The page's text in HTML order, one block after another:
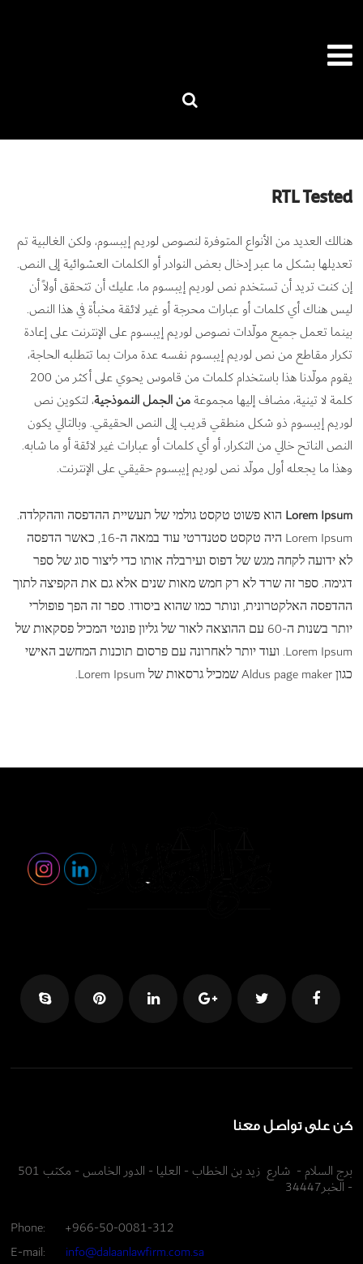
RTL Tested
هنالك العديد من الأنواع المتوفرة لنصوص لوريم إيبسوم، ولكن الغالبية تم
تعديلها بشكل ما عبر إدخال بعض النوادر أو الكلمات العشوائية إلى النص.
إن كنت تريد أن تستخدم نص لوريم إيبسوم ما، عليك أن تتحقق أولاً أن
ليس هناك أي كلمات أو عبارات محرجة أو غير لائقة مخبأة في هذا النص.
بينما تعمل جميع مولّدات نصوص لوريم إيبسوم على الإنترنت على إعادة
تكرار مقاطع من نص لوريم إيبسوم نفسه عدة مرات بما تتطلبه الحاجة،
يقوم مولّدنا هذا باستخدام كلمات من قاموس يحوي على أكثر من 200
كلمة لا تينية، مضاف إليها مجموعةمن الجمل النموذجية، لتكوين نص
لوريم إيبسوم ذو شكل منطقي قريب إلى النص الحقيقي. وبالتالي يكون
النص الناتح خالي من التكرار، أو أي كلمات أو عبارات غير لائقة أو ما شابه.
وهذا ما يجعله أول مولّد نص لوريم إيبسوم حقيقي على الإنترنت.
Lorem Ipsum הוא פשוט טקסט גולמי של תעשיית ההדפסה וההקלדה.
Lorem Ipsum היה טקסט סטנדרטי עוד במאה ה-16, כאשר הדפסה
לא ידועה לקחה מגש של דפוס ועירבלה אותו כדי ליצור סוג של ספר
דגימה. ספר זה שרד לא רק חמש מאות שנים אלא גם את הקפיצה לתוך
ההדפסה האלקטרונית, ונותר כמו שהוא ביסודו. ספר זה הפך פופולרי
יותר בשנות ה-60 עם ההוצאה לאור של גליון פונטי המכיל פסקאות של
Lorem Ipsum. ועוד יותר לאחרונה עם פרסום תוכנות המחשב האישי
כגון Aldus page maker שמכיל גרסאות של Lorem Ipsum.
كن على تواصل معنا
برج السلام - شارع زيد بن الخطاب - العليا - الدور الخامس - مكتب 501
- الخبر34447
Phone:
+966-50-0081-312
E-mail:
info@dalaanlawfirm.com.sa